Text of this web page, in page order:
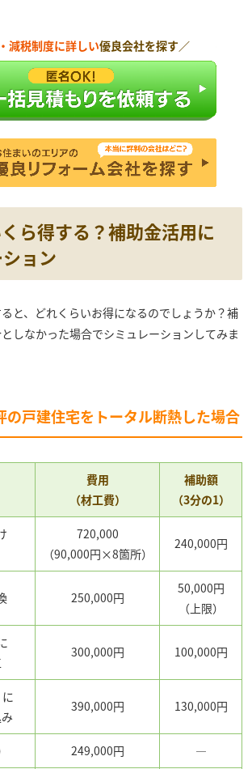
減税制度に詳しい優良会社を探す／
ら得する？補助金活用に
ョン
と、どれくらいお得になるのでしょうか？補
しなかった場合でシミュレーションしてみま
の戸建住宅をトータル断熱した場合
費用
（材工費）
補助額
（3分の1）
720,000
（90,000円×8箇所）
240,000円
250,000円
50,000円
（上限）
300,000円 100,000円
390,000円 130,000円
249,000円 ―